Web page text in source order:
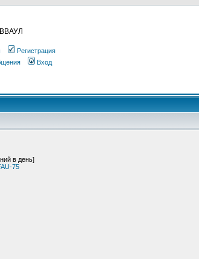
ВВАУЛ
Регистрация
Вход
в день]
75